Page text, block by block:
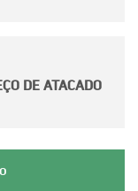
DE ATACADO